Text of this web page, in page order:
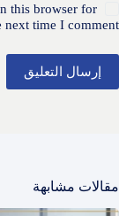
this browser for
next time I comment.
إرسال التعليق
مقالات مشابهة